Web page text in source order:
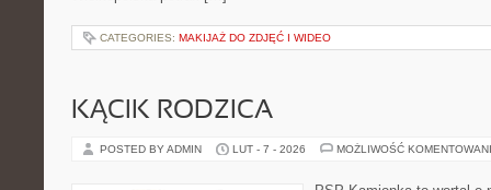
CATEGORIES: MAKIJAŻ DO ZDJĘĆ I WIDEO
KĄCIK RODZICA
POSTED BY ADMIN LUT - 7 - 2026 MOŻLIWOŚĆ